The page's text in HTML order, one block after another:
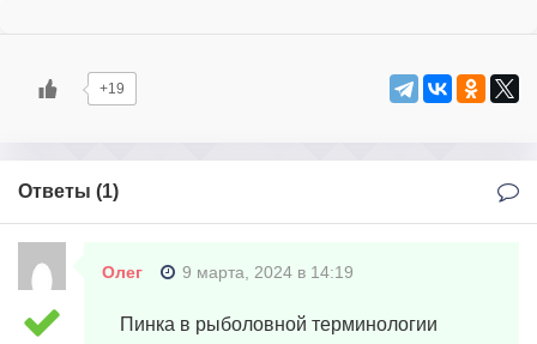
+19
Ответы (1)
Олег 9 марта, 2024 в 14:19
Пинка в рыболовной терминологии